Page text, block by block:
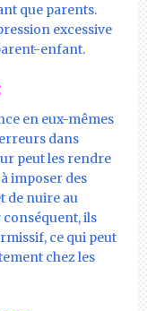
que parents.
excessive
enfant.
en eux-mêmes
dans
peut les rendre
imposer des
de nuire au
ils
ce qui peut
chez les